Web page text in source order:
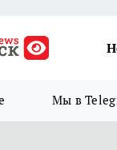
Мы в